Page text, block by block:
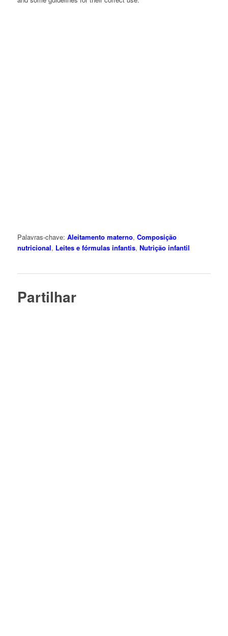
Palavras-chave: Aleitamento materno, Composição
nutricional, Leites e fórmulas infantis, Nutrição infantil
Partilhar